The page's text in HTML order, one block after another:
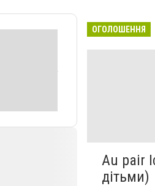
ОГОЛОШЕННЯ
Au pair
дітьми)